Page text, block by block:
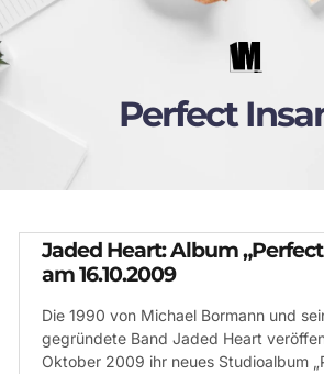
Perfect
Jaded Heart: Album
am 16.10.2009
Die 1990 von Michael Bormann und
gegründete Band Jaded Heart
Oktober 2009 ihr neues Studioalbum